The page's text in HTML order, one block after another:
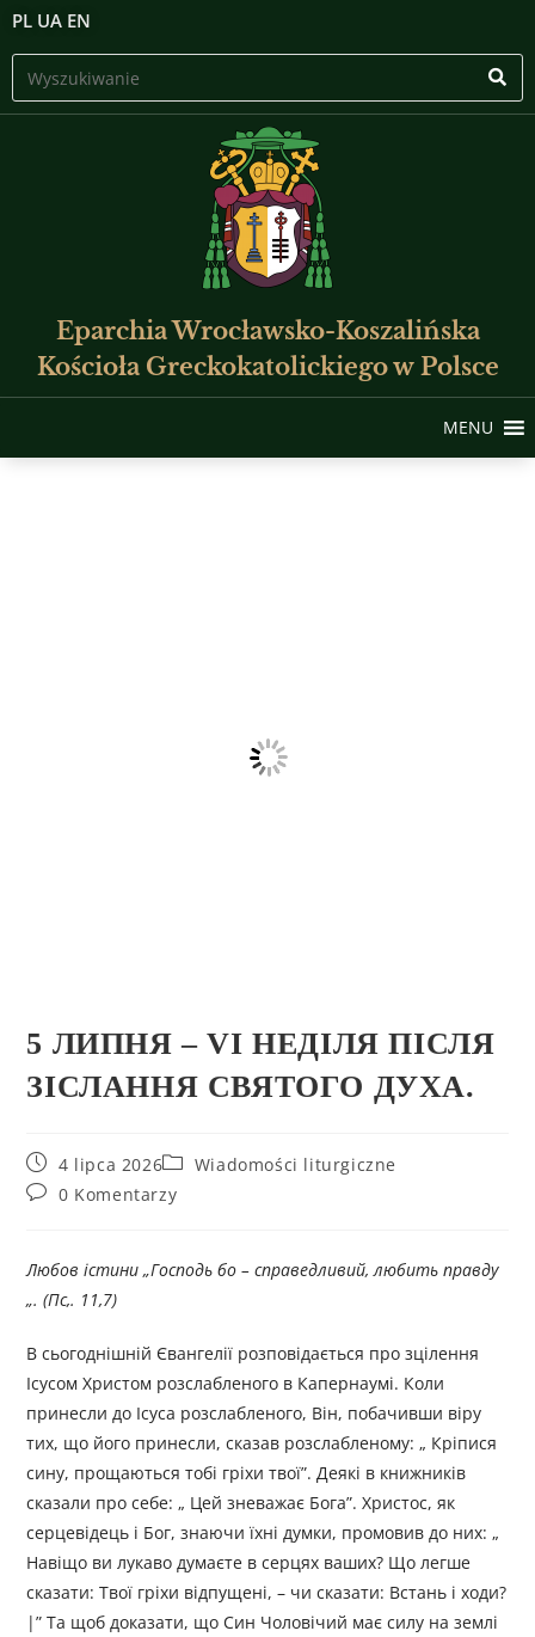
PL UA EN
Eparchia Wrocławsko-Koszalińska
Kościoła Greckokatolickiego w Polsce
MENU
5 ЛИПНЯ – VІ НЕДІЛЯ ПІСЛЯ
ЗІСЛАННЯ СВЯТОГО ДУХА.
4 lipca 2026
Wiadomości liturgiczne
0 Komentarzy
Любов істини „Господь бо – справедливий, любить правду
„. (Пс,. 11,7)
В сьогоднішній Євангелії розповідається про зцілення
Ісусом Христом розслабленого в Капернаумі. Коли
принесли до Ісуса розслабленого, Він, побачивши віру
тих, що його принесли, сказав розслабленому: „ Кріпися
сину, прощаються тобі гріхи твої”. Деякі в книжників
сказали про себе: „ Цей зневажає Бога”. Христос, як
серцевідець і Бог, знаючи їхні думки, промовив до них: „
Навіщо ви лукаво думаєте в серцях ваших? Що легше
сказати: Твої гріхи відпущені, – чи сказати: Встань і ходи?
|” Та щоб доказати, що Син Чоловічий має силу на землі